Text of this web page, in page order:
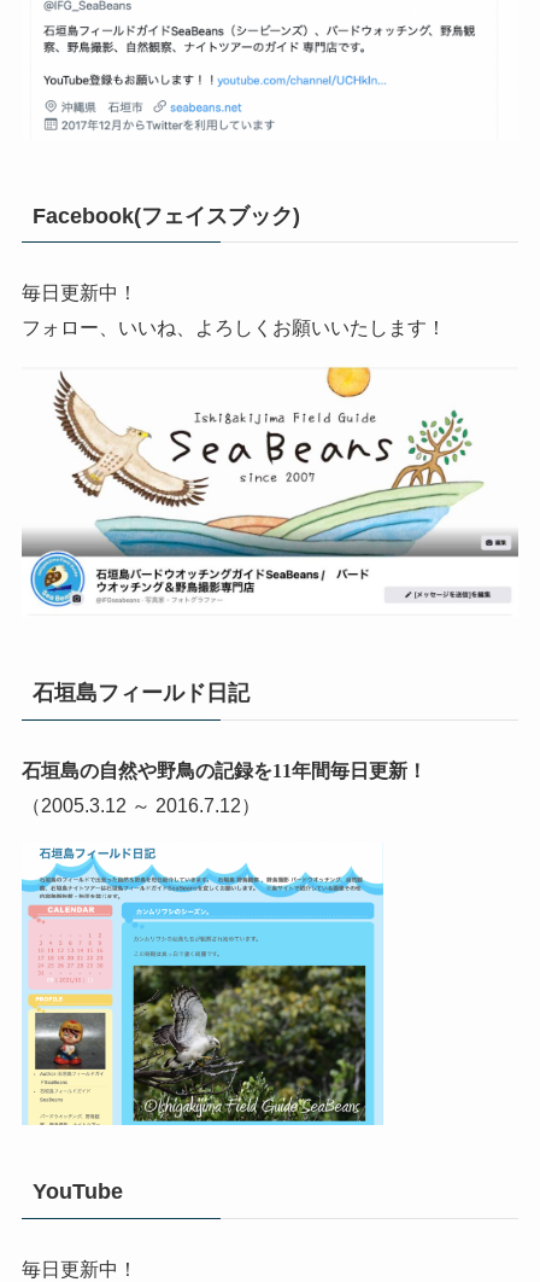
Facebook(フェイスブック)
毎日更新中！
フォロー、いいね、よろしくお願いいたします！
石垣島フィールド日記
石垣島の自然や野鳥の記録を11年間毎日更新！
（2005.3.12 ～ 2016.7.12）
YouTube
毎日更新中！